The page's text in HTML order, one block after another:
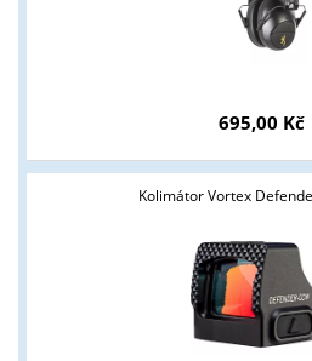
695,00 Kč
Kolimátor Vortex